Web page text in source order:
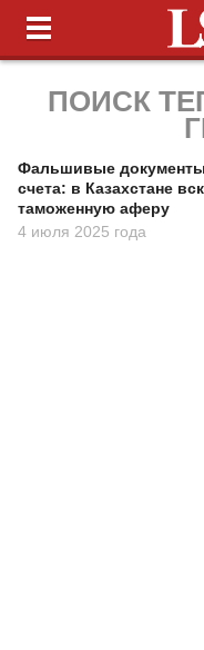
ПОИСК
Фальшивые
счета: в Казахстане
таможенную аферу
4 июля 2025 года